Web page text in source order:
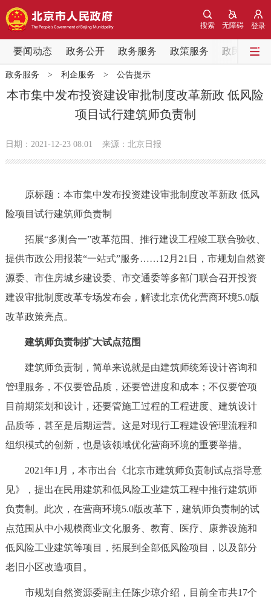
登录
无障碍
搜索
要闻动态 政务公开 政务服务 政策服务 政民互动
要闻动态
党中央精神 国务院信息
会议信息
市领导
决策公开 专题公开
政务服务
个人服务 法人服务
便民服务 利企服务 投资项目
中介服务 阳光政务
政民互动
参与调查 在线访谈 图说互动
走进北京
政务服务 > 利企服务 > 公告提示
本市集中发布投资建设审批制度改革新政 低风险
项目试行建筑师负责制
日期：2021-12-23 08:01 来源：北京日报
原标题：本市集中发布投资建设审批制度改革新政 低风
险项目试行建筑师负责制
拓展“多测合一”改革范围、推行建设工程竣工联合验收、
提供市政公用报装“一站式”服务……12月21日，市规划自然资
源委、市住房城乡建设委、市交通委等多部门联合召开投资
建设审批制度改革专场发布会，解读北京优化营商环境5.0版
改革政策亮点。
建筑师负责制扩大试点范围
建筑师负责制，简单来说就是由建筑师统筹设计咨询和
管理服务，不仅要管品质，还要管进度和成本；不仅要管项
目前期策划和设计，还要管施工过程的工程进度、建筑设计
品质等，甚至是后期运营。这是对现行工程建设管理流程和
组织模式的创新，也是该领域优化营商环境的重要举措。
2021年1月，本市出台《北京市建筑师负责制试点指导意
见》，提出在民用建筑和低风险工业建筑工程中推行建筑师
负责制。此次，在营商环境5.0版改革下，建筑师负责制的试
点范围从中小规模商业文化服务、教育、医疗、康养设施和
低风险工业建筑等项目，拓展到全部低风险项目，以及部分
老旧小区改造项目。
市规划自然资源委副主任陈少琼介绍，目前全市共17个